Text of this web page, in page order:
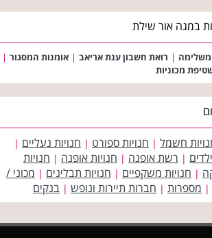
במגה אור שילת
| רואת חשבון ענת אריאב | אומנות המסגור |
מכוניות
חשמל | חנויות ספורט | חנויות נעליים |
| רשת אופנה | חנויות אופנה | חנויות
| חנויות משקפיים | חנויות תבלינים | מכוני /
| מספרות | חברות תיירות ונופש | בנקים